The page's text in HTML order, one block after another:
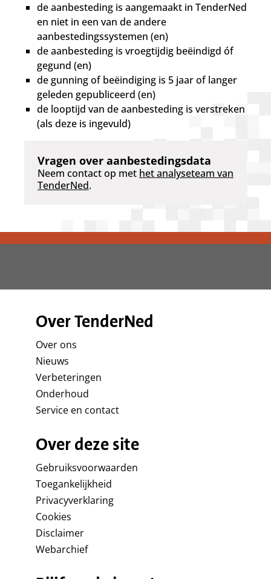
de aanbesteding is aangemaakt in TenderNed
en niet in een van de andere
aanbestedingssystemen (en)
de aanbesteding is vroegtijdig beëindigd óf
gegund (en)
de gunning of beëindiging is 5 jaar of langer
geleden gepubliceerd (en)
de looptijd van de aanbesteding is verstreken
(als deze is ingevuld)
Vragen over aanbestedingsdata
Neem contact op met het analyseteam van
TenderNed.
Over TenderNed
Over ons
Nieuws
Verbeteringen
Onderhoud
Service en contact
Over deze site
Gebruiksvoorwaarden
Toegankelijkheid
Privacyverklaring
Cookies
Disclaimer
Webarchief